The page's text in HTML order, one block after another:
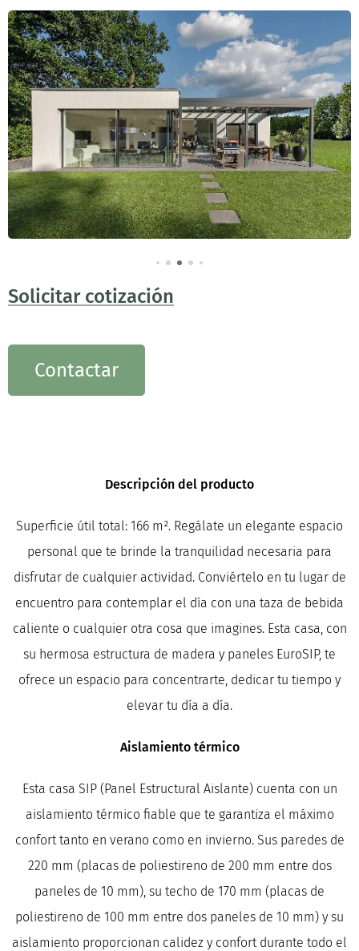
Solicitar cotización
Contactar
Descripción del producto
Superficie útil total: 166 m². Regálate un elegante espacio
personal que te brinde la tranquilidad necesaria para
disfrutar de cualquier actividad. Conviértelo en tu lugar de
encuentro para contemplar el día con una taza de bebida
caliente o cualquier otra cosa que imagines. Esta casa, con
su hermosa estructura de madera y paneles EuroSIP, te
ofrece un espacio para concentrarte, dedicar tu tiempo y
elevar tu día a día.
Aislamiento térmico
Esta casa SIP (Panel Estructural Aislante) cuenta con un
aislamiento térmico fiable que te garantiza el máximo
confort tanto en verano como en invierno. Sus paredes de
220 mm (placas de poliestireno de 200 mm entre dos
paneles de 10 mm), su techo de 170 mm (placas de
poliestireno de 100 mm entre dos paneles de 10 mm) y su
aislamiento proporcionan calidez y confort durante todo el